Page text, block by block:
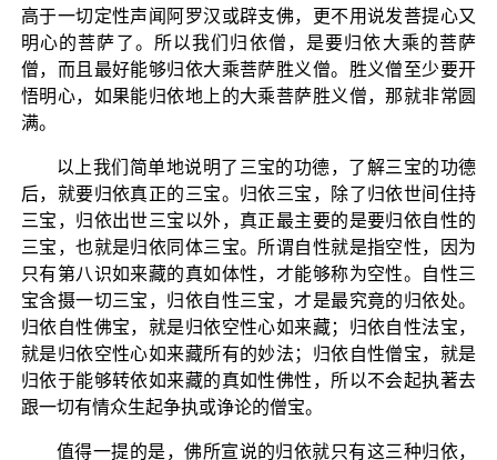
高于一切定性声闻阿罗汉或辟支佛，更不用说发菩提心又
明心的菩萨了。所以我们归依僧，是要归依大乘的菩萨
僧，而且最好能够归依大乘菩萨胜义僧。胜义僧至少要开
悟明心，如果能归依地上的大乘菩萨胜义僧，那就非常圆
满。
以上我们简单地说明了三宝的功德，了解三宝的功德
后，就要归依真正的三宝。归依三宝，除了归依世间住持
三宝，归依出世三宝以外，真正最主要的是要归依自性的
三宝，也就是归依同体三宝。所谓自性就是指空性，因为
只有第八识如来藏的真如体性，才能够称为空性。自性三
宝含摄一切三宝，归依自性三宝，才是最究竟的归依处。
归依自性佛宝，就是归依空性心如来藏；归依自性法宝，
就是归依空性心如来藏所有的妙法；归依自性僧宝，就是
归依于能够转依如来藏的真如性佛性，所以不会起执著去
跟一切有情众生起争执或诤论的僧宝。
值得一提的是，佛所宣说的归依就只有这三种归依，